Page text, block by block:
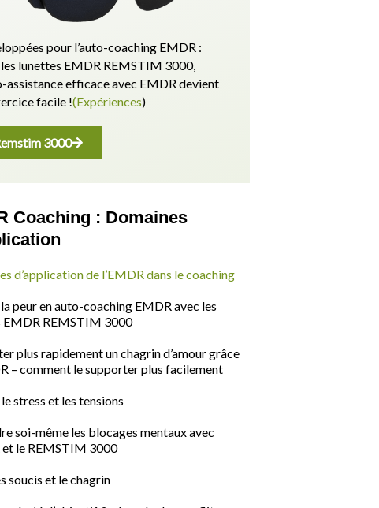
pour l’auto-coaching EMDR :
lunettes EMDR REMSTIM 3000,
assistance efficace avec EMDR devient
facile !(Expériences)
3000
Coaching : Domaines
d’application de l’EMDR dans le coaching
peur en auto-coaching EMDR avec les
EMDR REMSTIM 3000
plus rapidement un chagrin d’amour grâce
– comment le supporter plus facilement
stress et les tensions
soi-même les blocages mentaux avec
et le REMSTIM 3000
soucis et le chagrin